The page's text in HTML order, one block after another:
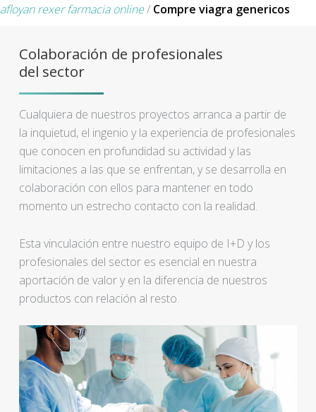
afloyan rexer farmacia online/ Compre viagra genericos
Colaboración de profesionales
del sector
Cualquiera de nuestros proyectos arranca a partir de
la inquietud, el ingenio y la experiencia de profesionales
que conocen en profundidad su actividad y las
limitaciones a las que se enfrentan, y se desarrolla en
colaboración con ellos para mantener en todo
momento un estrecho contacto con la realidad.
Esta vinculación entre nuestro equipo de I+D y los
profesionales del sector es esencial en nuestra
aportación de valor y en la diferencia de nuestros
productos con relación al resto.